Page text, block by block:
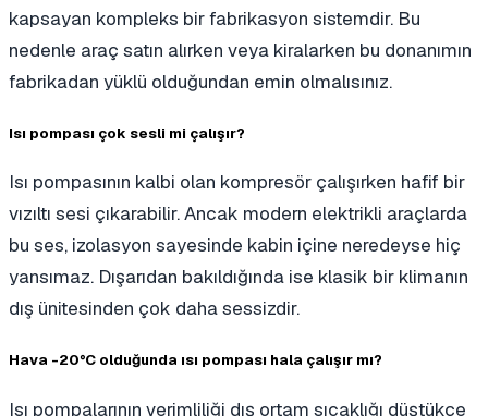
kapsayan kompleks bir fabrikasyon sistemdir. Bu
nedenle araç satın alırken veya kiralarken bu donanımın
fabrikadan yüklü olduğundan emin olmalısınız.
Isı pompası çok sesli mi çalışır?
Isı pompasının kalbi olan kompresör çalışırken hafif bir
vızıltı sesi çıkarabilir. Ancak modern elektrikli araçlarda
bu ses, izolasyon sayesinde kabin içine neredeyse hiç
yansımaz. Dışarıdan bakıldığında ise klasik bir klimanın
dış ünitesinden çok daha sessizdir.
Hava -20°C olduğunda ısı pompası hala çalışır mı?
Isı pompalarının verimliliği dış ortam sıcaklığı düştükçe